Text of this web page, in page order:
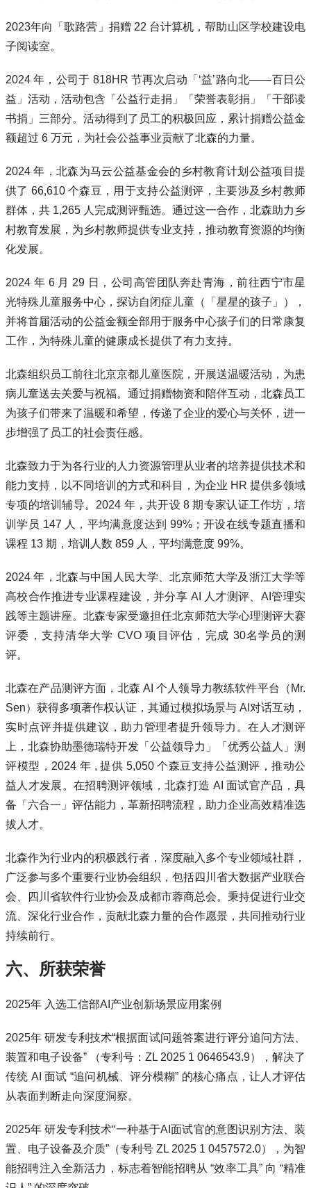
2023年向「歌路营」捐赠 22 台计算机，帮助山区学校建设电
子阅读室。
2024 年，公司于 818HR 节再次启动「‘益’路向北——百日公
益」活动，活动包含「公益行走捐」「荣誉表彰捐」「干部读
书捐」三部分。活动得到了员工的积极回应，累计捐赠公益金
额超过 6 万元，为社会公益事业贡献了北森的力量。
2024 年，北森为马云公益基金会的乡村教育计划公益项目提
供了 66,610 个森豆，用于支持公益测评，主要涉及乡村教师
群体，共 1,265 人完成测评甄选。通过这一合作，北森助力乡
村教育发展，为乡村教师提供专业支持，推动教育资源的均衡
化发展。
2024 年 6 月 29 日，公司高管团队奔赴青海，前往西宁市星
光特殊儿童服务中心，探访自闭症儿童（「星星的孩子」），
并将首届活动的公益金额全部用于服务中心孩子们的日常康复
工作，为特殊儿童的健康成长提供了有力支持。
北森组织员工前往北京京都儿童医院，开展送温暖活动，为患
病儿童送去关爱与祝福。通过捐赠物资和陪伴互动，北森员工
为孩子们带来了温暖和希望，传递了企业的爱心与关怀，进一
步增强了员工的社会责任感。
北森致力于为各行业的人力资源管理从业者的培养提供技术和
能力支持，以不同培训的方式和科目，为企业 HR 提供多领域
专项的培训辅导。2024 年，共开设 8 期专家认证工作坊，培
训学员 147 人，平均满意度达到 99%；开设在线专题直播和
课程 13 期，培训人数 859 人，平均满意度 99%。
2024 年，北森与中国人民大学、北京师范大学及浙江大学等
高校合作推进专业课程建设，并分享 AI 人才测评、AI管理实
践等主题讲座。北森专家受邀担任北京师范大学心理测评大赛
评委，支持清华大学 CVO 项目评估，完成 30名学员的测
评。
北森在产品测评方面，北森 AI 个人领导力教练软件平台（Mr.
Sen）获得多项著作权认证，其通过模拟场景与 AI对话互动，
实时点评并提供建议，助力管理者提升领导力。在人才测评
上，北森协助墨德瑞特开发「公益领导力」「优秀公益人」测
评模型，2024 年 , 提供 5,050 个森豆支持公益测评，推动公
益人才发展。在招聘测评领域，北森打造 AI 面试官产品，具
备「六合一」评估能力，革新招聘流程，助力企业高效精准选
拔人才。
北森作为行业内的积极践行者，深度融入多个专业领域社群，
广泛参与多个重要行业协会组织，包括四川省大数据产业联合
会、四川省软件行业协会及成都市蓉商总会。秉持促进行业交
流、深化行业合作，贡献北森力量的合作愿景，共同推动行业
持续前行。
六、所获荣誉
2025年 入选工信部AI产业创新场景应用案例
2025年 研发专利技术“根据面试问题答案进行评分追问方法、
装置和电子设备” （专利号：ZL 2025 1 0646543.9），解决了
传统 AI 面试 “追问机械、评分模糊” 的核心痛点，让人才评估
从表面判断走向深度洞察。
2025年 研发专利技术“一种基于AI面试官的意图识别方法、装
置、电子设备及介质”（专利号 ZL 2025 1 0457572.0），为智
能招聘注入全新活力，标志着智能招聘从 “效率工具” 向 “精准